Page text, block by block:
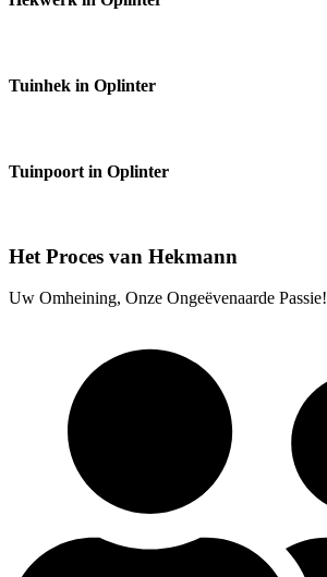
Tuinhek in Oplinter
Tuinpoort in Oplinter
Het Proces van Hekmann
Uw Omheining, Onze Ongeëvenaarde Passie!